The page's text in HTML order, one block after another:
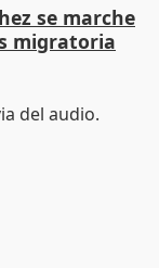
se marche
migratoria